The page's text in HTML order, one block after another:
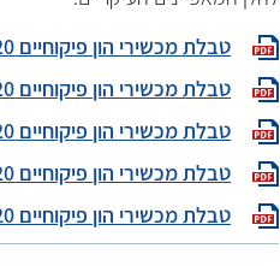
טבלת מכשירי הון פיקוחיים 31.03.2020
טבלת מכשירי הון פיקוחיים 31.05.2020
טבלת מכשירי הון פיקוחיים 30.06.2020
טבלת מכשירי הון פיקוחיים 30.09.2020
טבלת מכשירי הון פיקוחיים 31.12.2020